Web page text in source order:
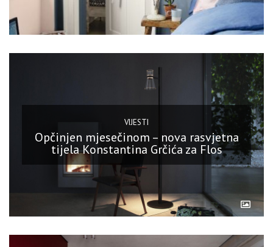
VIJESTI
Opčinjen mjesečinom – nova rasvjetna
tijela Konstantina Grčića za Flos